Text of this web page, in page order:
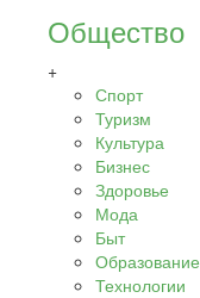
Общество
+
Спорт
Туризм
Культура
Бизнес
Здоровье
Мода
Быт
Образование
Технологии